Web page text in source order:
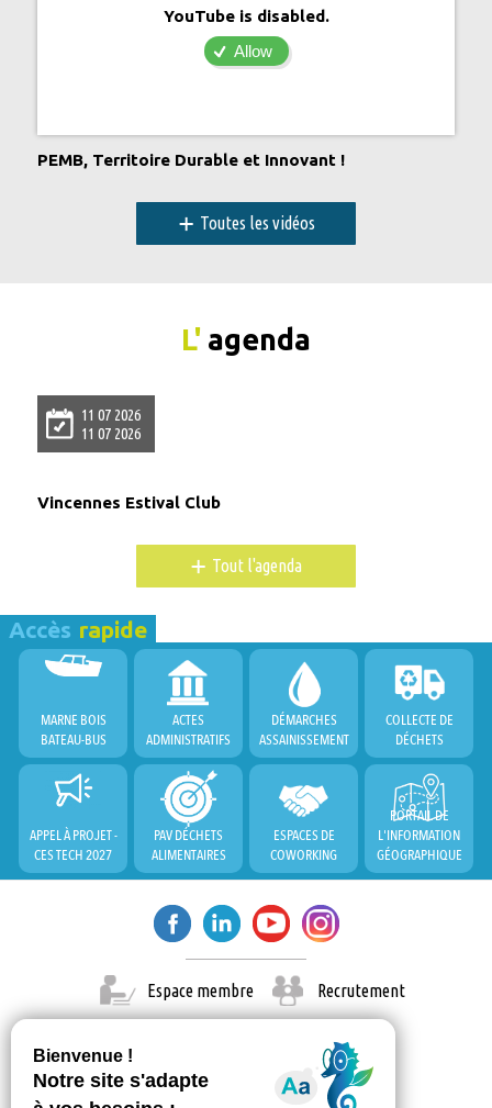
YouTube is disabled.
Allow
PEMB, Territoire Durable et Innovant !
+ Toutes les vidéos
L' agenda
11 07 2026
11 07 2026
Vincennes Estival Club
+ Tout l'agenda
Accès rapide
MARNE BOIS
BATEAU-BUS
ACTES
ADMINISTRATIFS
DÉMARCHES
ASSAINISSEMENT
COLLECTE DE
DÉCHETS
APPEL À PROJET -
CES TECH 2027
PAV DÉCHETS
ALIMENTAIRES
ESPACES DE
COWORKING
PORTAIL DE
L'INFORMATION
GÉOGRAPHIQUE
Espace membre Recrutement